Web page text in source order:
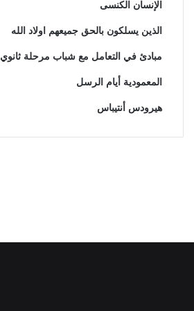
الإنسان الكنسى
الذين يسلكون بالحق جميعهم اولاد الله
مبادئ في التعامل مع شباب مرحلة ثانوي
المعمودية أيام الرسل
هيرودس أنتيباس